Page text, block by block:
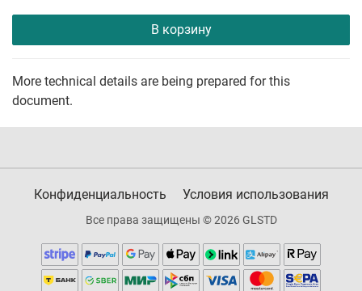
В корзину
More technical details are being prepared for this
document.
Конфиденциальность Условия использования
Все права защищены © 2026 GLSTD